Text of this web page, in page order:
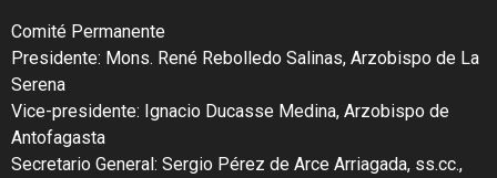
Comité Permanente
Presidente: Mons. René Rebolledo Salinas, Arzobispo de La
Serena
Vice-presidente: Ignacio Ducasse Medina, Arzobispo de
Antofagasta
Secretario General: Sergio Pérez de Arce Arriagada, ss.cc.,